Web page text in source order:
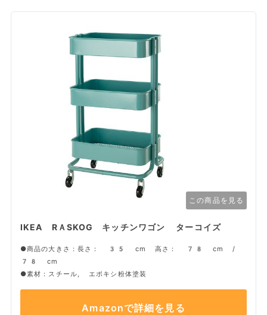
この商品を見る
IKEA RＡSKOG キッチンワゴン ターコイズ
●商品の大きさ：長さ： 35 cm 高さ： 78 cm /
78 cm
●素材：スチール, エポキシ粉体塗装
Amazonで詳細を見る